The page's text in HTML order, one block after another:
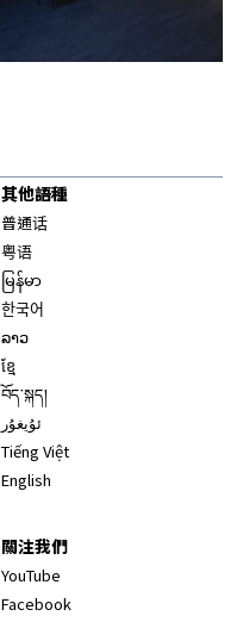
其他語種
普通话
粤语
မြန်မာ
한국어
ລາວ
ខ្មែ
བོད་སྐད།
ئۇيغۇر
Tiếng Việt
English
關注我們
YouTube
Facebook